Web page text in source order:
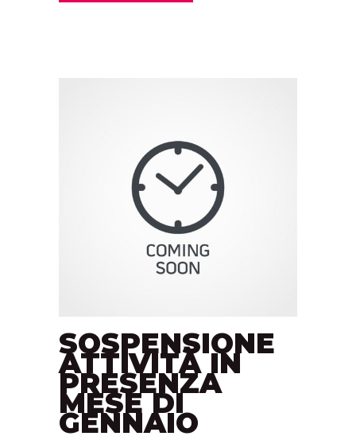
SOSPENSIONE
ATTIVITÀ IN
PRESENZA
MESE DI
GENNAIO